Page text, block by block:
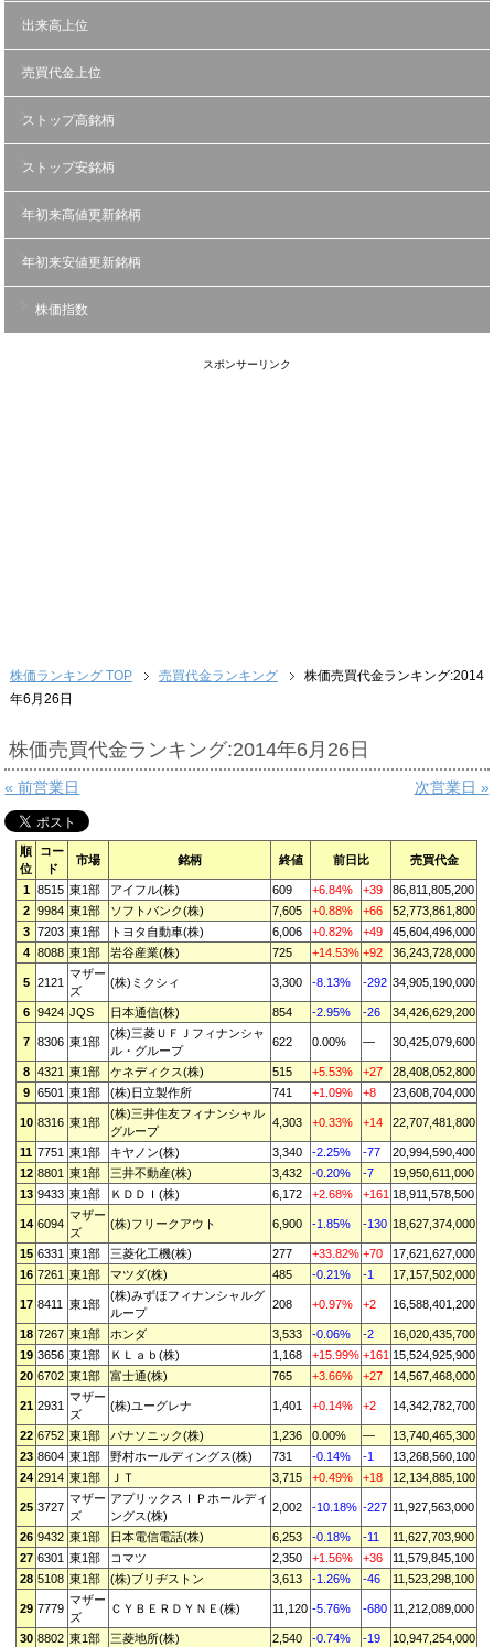
出来高上位
売買代金上位
ストップ高銘柄
ストップ安銘柄
年初来高値更新銘柄
年初来安値更新銘柄
株価指数
スポンサーリンク
株価ランキング TOP 売買代金ランキング
株価売買代金ランキング:2014
年6月26日
株価売買代金ランキング:2014年6月26日
« 前営業日 次営業日 »
順
位
コー
ド
市場 銘柄 終値 前日比 売買代金
1 8515 東1部 アイフル(株) 609 +6.84% +39
86,811,805,200
2
9984 東1部 ソフトバンク(株) 7,605 +0.88% +66
52,773,861,800
3
7203 東1部 トヨタ自動車(株) 6,006 +0.82% +49
45,604,496,000
4
8088 東1部 岩谷産業(株) 725 +14.53% +92 36,243,728,000
5 2121
マザー
ズ
(株)ミクシィ 3,300 -8.13% -292 34,905,190,000
6 9424 JQS 日本通信(株) 854 -2.95% -26 34,426,629,200
7 8306 東1部
(株)三菱ＵＦＪフィナンシャ
ル・グループ
622 0.00% — 30,425,079,600
8 4321 東1部 ケネディクス(株) 515 +5.53% +27
28,408,052,800
9
6501 東1部 (株)日立製作所 741 +1.09% +8 23,608,704,000
10 8316 東1部
(株)三井住友フィナンシャル
グループ
4,303 +0.33% +14 22,707,481,800
11 7751 東1部 キヤノン(株) 3,340 -2.25% -77
20,994,590,400
12 8801 東1部 三井不動産(株) 3,432 -0.20% -7
19,950,611,000
13 9433 東1部 ＫＤＤＩ(株) 6,172 +2.68% +161 18,911,578,500
14 6094
マザー
ズ
(株)フリークアウト 6,900 -1.85% -130 18,627,374,000
15 6331 東1部 三菱化工機(株) 277 +33.82% +70
17,621,627,000
16 7261 東1部 マツダ(株) 485 -0.21% -1 17,157,502,000
17 8411 東1部
(株)みずほフィナンシャルグ
ループ
208 +0.97% +2 16,588,401,200
18 7267 東1部 ホンダ 3,533 -0.06% -2
16,020,435,700
19 3656 東1部 ＫＬａｂ(株) 1,168 +15.99% +161 15,524,925,900
20 6702 東1部 富士通(株) 765 +3.66% +27 14,567,468,000
21 2931
マザー
ズ
(株)ユーグレナ 1,401 +0.14% +2 14,342,782,700
22 6752 東1部 パナソニック(株) 1,236 0.00% —
13,740,465,300
23 8604 東1部 野村ホールディングス(株) 731 -0.14% -1
13,268,560,100
24 2914 東1部 ＪＴ 3,715 +0.49% +18 12,134,885,100
25 3727
マザー
ズ
アプリックスＩＰホールディ
ングス(株)
2,002 -10.18% -227 11,927,563,000
26 9432 東1部 日本電信電話(株) 6,253 -0.18% -11
11,627,703,900
27 6301 東1部 コマツ 2,350 +1.56% +36
11,579,845,100
28 5108 東1部 (株)ブリヂストン 3,613 -1.26% -46 11,523,298,100
29 7779
マザー
ズ
ＣＹＢＥＲＤＹＮＥ(株) 11,120 -5.76% -680 11,212,089,000
30 8802 東1部 三菱地所(株) 2,540 -0.74% -19 10,947,254,000